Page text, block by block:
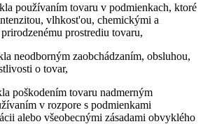
používaním tovaru v podmienkach, ktoré
vlhkost'ou, chemickými a
prostrediu tovaru,
neodborným zaobchádzaním, obsluhou,
o tovar,
poškodením tovaru nadmerným
v rozpore s podmienkami
alebo všeobecnými zásadami obvyklého